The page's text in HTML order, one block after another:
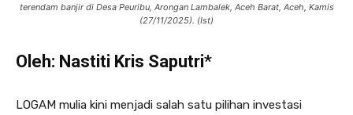
terendam banjir di Desa Peuribu, Arongan Lambalek, Aceh Barat, Aceh, Kamis
(27/11/2025). (Ist)
Oleh: Nastiti Kris Saputri*
LOGAM mulia kini menjadi salah satu pilihan investasi